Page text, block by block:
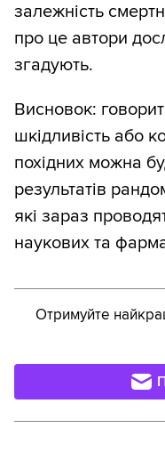
залежність
про це автори
згадують.
Висновок:
шкідливість або
похідних можна
результатів
які зараз
наукових та
Отримуйте